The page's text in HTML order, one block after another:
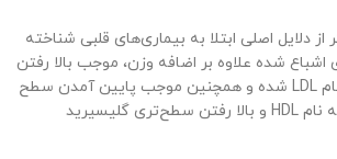
دلایل اصلی ابتلا به بیماری‌های قلبی شناخته
شده علاوه بر اضافه وزن، موجب بالا رفتن
کلسترول بد خون به نام LDL شده و همچنین موجب پایین آمدن سطح
کلسترول خوب خون به نام HDL و بالا رفتن سطح‌تری گلیسیرید